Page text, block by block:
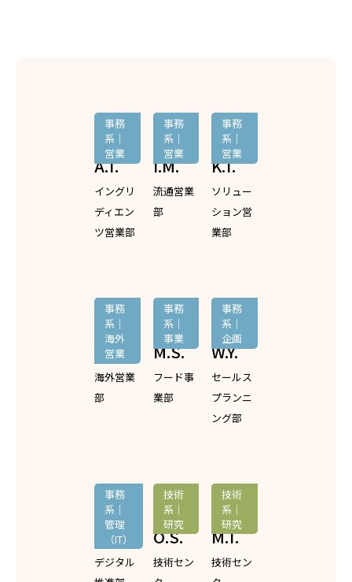
A.T.
イングリ
ディエン
ツ営業部
事務
系｜
営業
I.M.
流通営業
部
事務
系｜
営業
K.T.
ソリュー
ション営
業部
事務
系｜
営業
Y.K.
海外営業
部
事務
系｜
海外
営業
M.S.
フード事
業部
事務
系｜
事業
W.Y.
セールス
プランニ
ング部
事務
系｜
企画
H.I.
デジタル
事務
系｜
管理
（IT）
O.S.
技術セン
技術
系｜
研究
M.T.
技術セン
技術
系｜
研究